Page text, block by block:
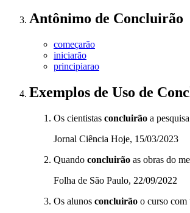
Antônimo de Concluirão
começarão
iniciarão
principiarao
Exemplos de Uso de
Os cientistas concluirão a
Jornal Ciência Hoje, 15/03/2023
Quando concluirão as obras do
Folha de São Paulo, 22/09/2022
Os alunos concluirão o curso com